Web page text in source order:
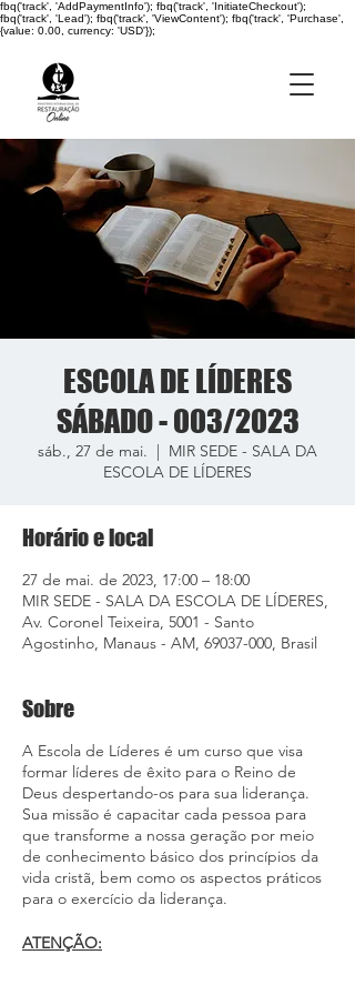
fbq('track', 'AddPaymentInfo'); fbq('track', 'InitiateCheckout');
fbq('track', 'Lead'); fbq('track', 'ViewContent'); fbq('track', 'Purchase',
{value: 0.00, currency: 'USD'});
ESCOLA DE LÍDERES
SÁBADO - 003/2023
sáb., 27 de mai.
  |
MIR SEDE - SALA DA
ESCOLA DE LÍDERES
Horário e local
27 de mai. de 2023, 17:00 – 18:00
MIR SEDE - SALA DA ESCOLA DE LÍDERES,
Av. Coronel Teixeira, 5001 - Santo
Agostinho, Manaus - AM, 69037-000, Brasil
Sobre
A Escola de Líderes é um curso que visa
formar líderes de êxito para o Reino de
Deus despertando-os para sua liderança.
Sua missão é capacitar cada pessoa para
que transforme a nossa geração por meio
de conhecimento básico dos princípios da
vida cristã, bem como os aspectos práticos
para o exercício da liderança.
ATENÇÃO: